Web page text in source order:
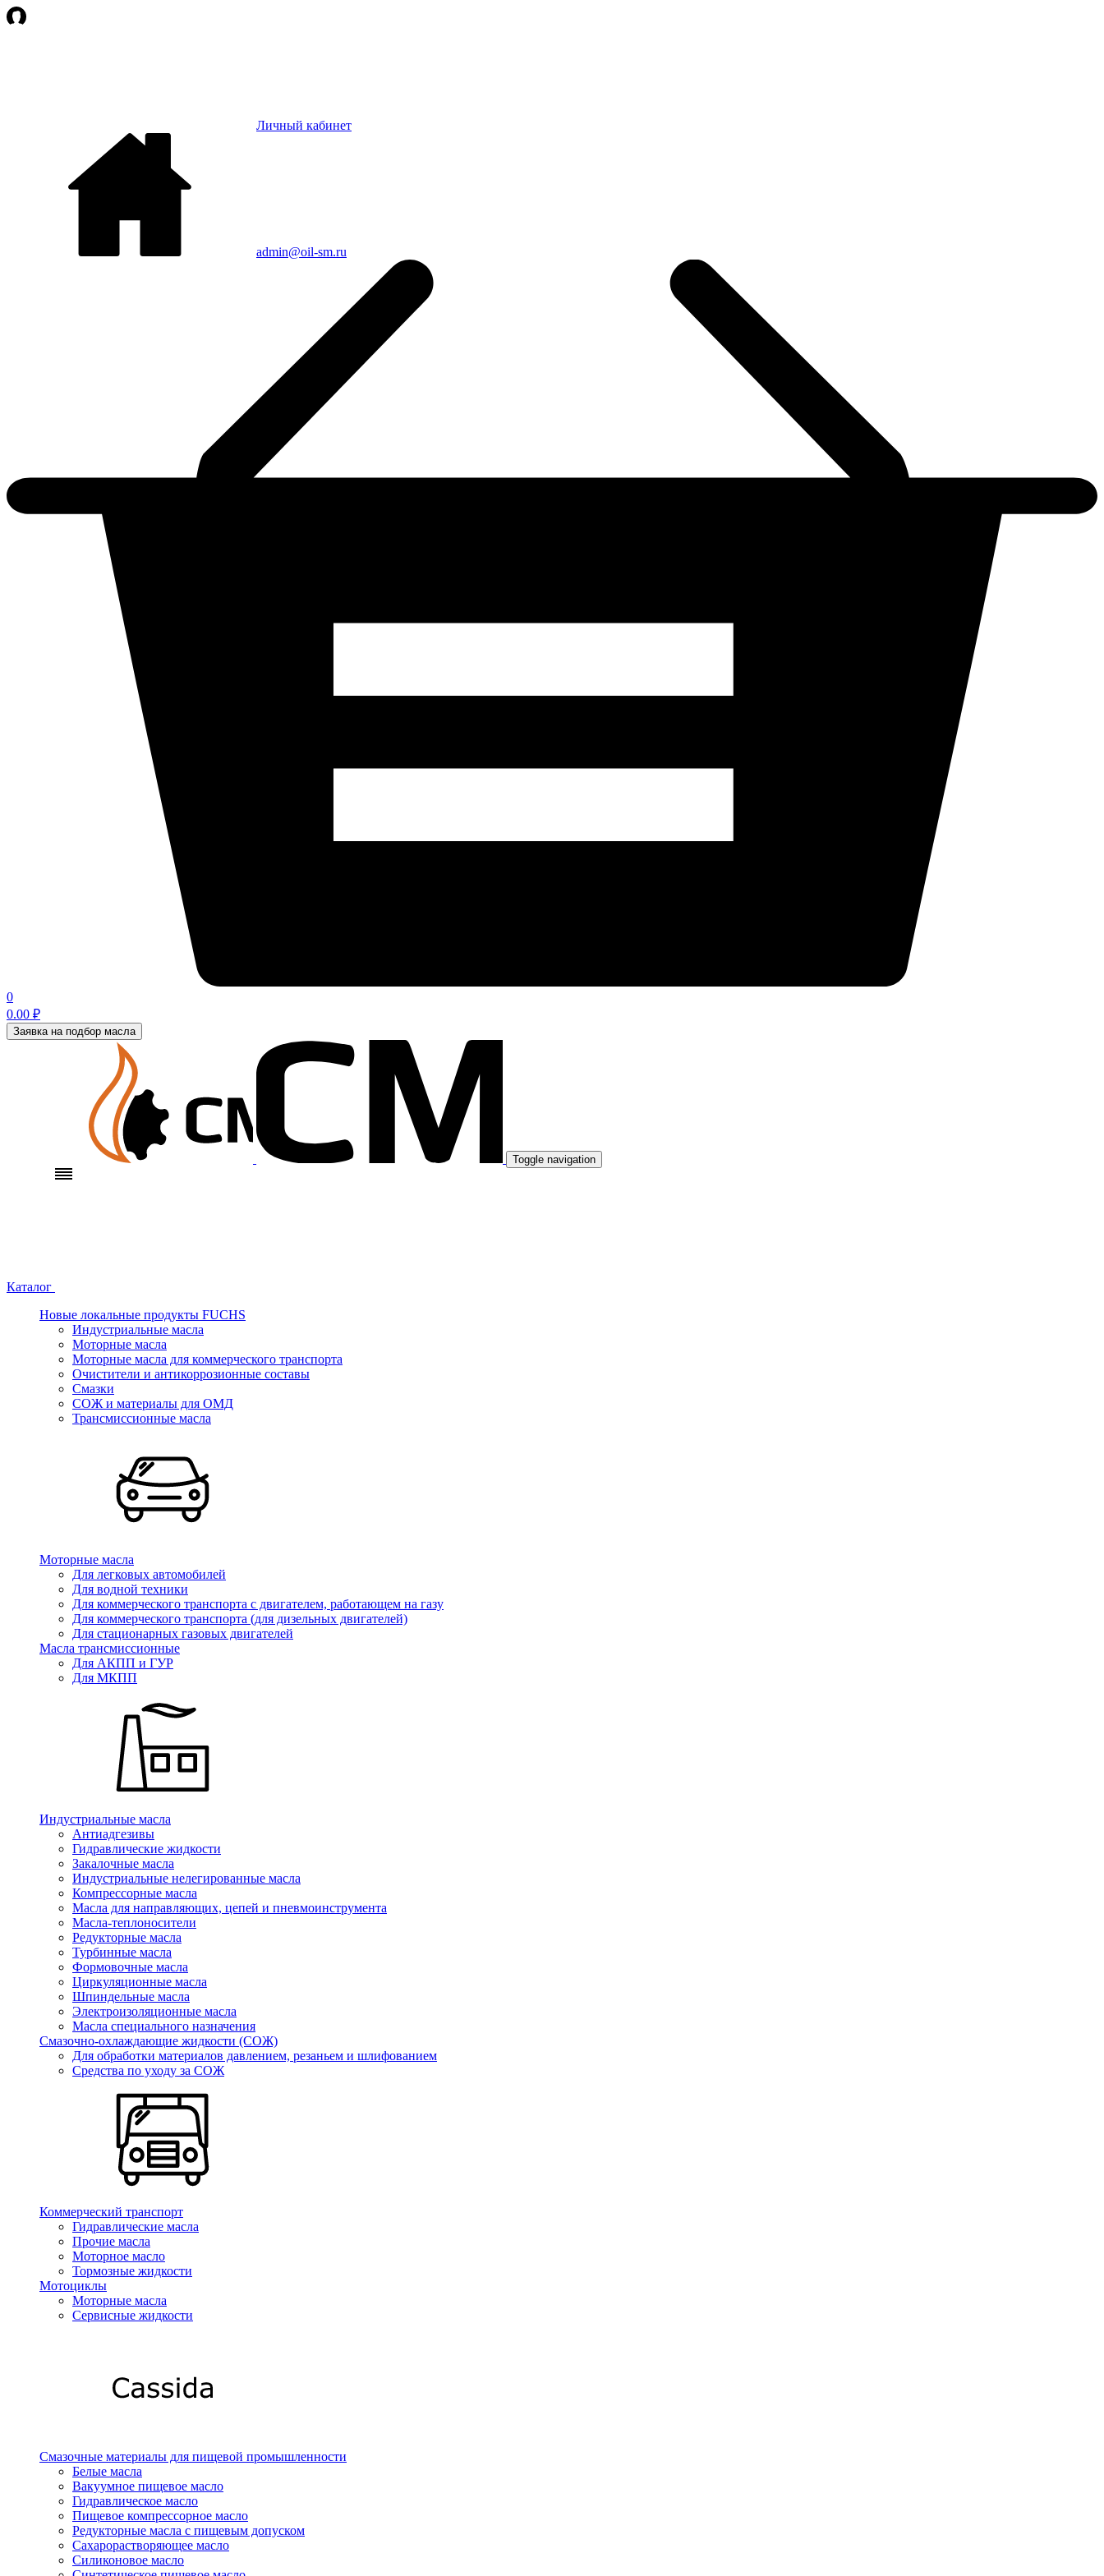
Личный кабинет
admin@oil-sm.ru
0
0.00 ₽
Заявка на подбор масла
Toggle navigation
Каталог
Новые локальные продукты FUCHS
Индустриальные масла
Моторные масла
Моторные масла для коммерческого транспорта
Очистители и антикоррозионные составы
Смазки
СОЖ и материалы для ОМД
Трансмиссионные масла
Моторные масла
Для легковых автомобилей
Для водной техники
Для коммерческого транспорта с двигателем, работающем на газу
Для коммерческого транспорта (для дизельных двигателей)
Для стационарных газовых двигателей
Масла трансмиссионные
Для АКПП и ГУР
Для МКПП
Индустриальные масла
Антиадгезивы
Гидравлические жидкости
Закалочные масла
Индустриальные нелегированные масла
Компрессорные масла
Масла для направляющих, цепей и пневмоинструмента
Масла-теплоносители
Редукторные масла
Турбинные масла
Формовочные масла
Циркуляционные масла
Шпиндельные масла
Электроизоляционные масла
Масла специального назначения
Смазочно-охлаждающие жидкости (СОЖ)
Для обработки материалов давлением, резаньем и шлифованием
Средства по уходу за СОЖ
Коммерческий транспорт
Гидравлические масла
Прочие масла
Моторное масло
Тормозные жидкости
Мотоциклы
Моторные масла
Сервисные жидкости
Смазочные материалы для пищевой промышленности
Белые масла
Вакуумное пищевое масло
Гидравлическое масло
Пищевое компрессорное масло
Редукторные масла с пищевым допуском
Сахарорастворяющее масло
Силиконовое масло